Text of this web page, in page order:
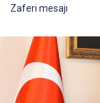
Zaferi mesajı